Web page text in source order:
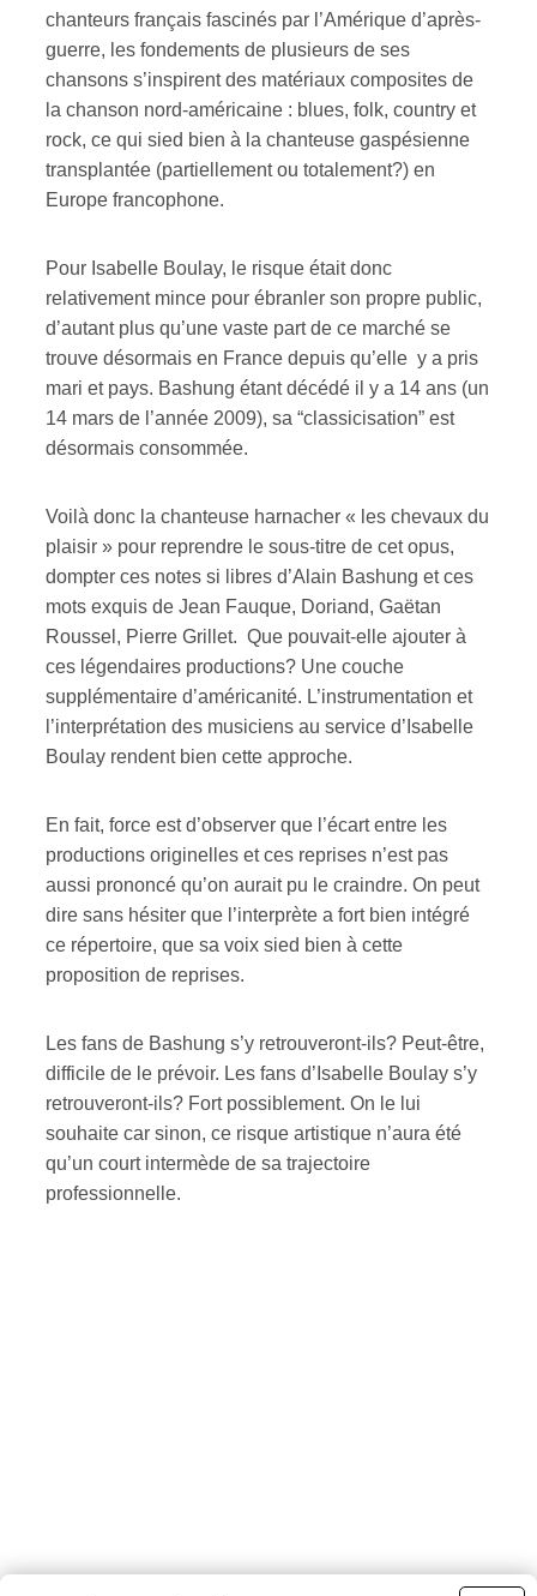
chanteurs français fascinés par l’Amérique d’après-
guerre, les fondements de plusieurs de ses
chansons s’inspirent des matériaux composites de
la chanson nord-américaine : blues, folk, country et
rock, ce qui sied bien à la chanteuse gaspésienne
transplantée (partiellement ou totalement?) en
Europe francophone.
Pour Isabelle Boulay, le risque était donc
relativement mince pour ébranler son propre public,
d’autant plus qu’une vaste part de ce marché se
trouve désormais en France depuis qu’elle y a pris
mari et pays. Bashung étant décédé il y a 14 ans (un
14 mars de l’année 2009), sa “classicisation” est
désormais consommée.
Voilà donc la chanteuse harnacher « les chevaux du
plaisir » pour reprendre le sous-titre de cet opus,
dompter ces notes si libres d’Alain Bashung et ces
mots exquis de Jean Fauque, Doriand, Gaëtan
Roussel, Pierre Grillet. Que pouvait-elle ajouter à
ces légendaires productions? Une couche
supplémentaire d’américanité. L’instrumentation et
l’interprétation des musiciens au service d’Isabelle
Boulay rendent bien cette approche.
En fait, force est d’observer que l’écart entre les
productions originelles et ces reprises n’est pas
aussi prononcé qu’on aurait pu le craindre. On peut
dire sans hésiter que l’interprète a fort bien intégré
ce répertoire, que sa voix sied bien à cette
proposition de reprises.
Les fans de Bashung s’y retrouveront-ils? Peut-être,
difficile de le prévoir. Les fans d’Isabelle Boulay s’y
retrouveront-ils? Fort possiblement. On le lui
souhaite car sinon, ce risque artistique n’aura été
qu’un court intermède de sa trajectoire
professionnelle.